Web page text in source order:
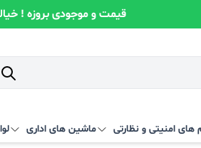
قیمت و موجودی بروزه !
امنیتی و نظارتی ماشین های اداری